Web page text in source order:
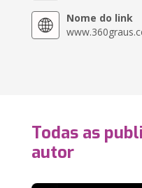
Nome do link
Todas as
autor